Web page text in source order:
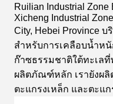
Ruilian Industrial Zone
Xicheng Industrial
City, Hebei Province
สำหรับการเคลือบน้ำห
ก๊าซธรรมชาติใต้ทะเล
ผลิตภัณฑ์หลัก เรายังผ
ตะแกรงเหล็ก และตะแ